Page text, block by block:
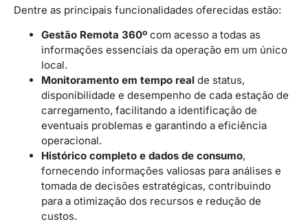
Dentre as principais funcionalidades oferecidas estão:
Gestão Remota 360º com acesso a todas as
informações essenciais da operação em um único
local.
Monitoramento em tempo real de status,
disponibilidade e desempenho de cada estação de
carregamento, facilitando a identificação de
eventuais problemas e garantindo a eficiência
operacional.
Histórico completo e dados de consumo,
fornecendo informações valiosas para análises e
tomada de decisões estratégicas, contribuindo
para a otimização dos recursos e redução de
custos.